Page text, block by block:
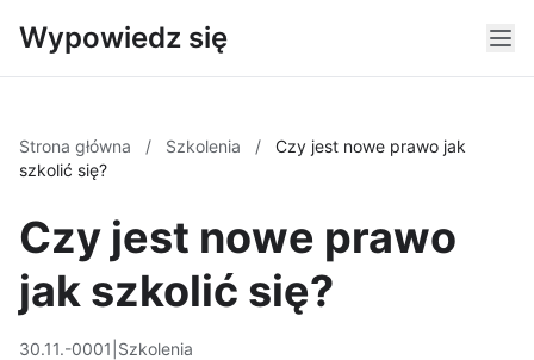
Wypowiedz się
Strona główna / Szkolenia /
Czy jest nowe prawo jak
szkolić się?
Czy jest nowe prawo
jak szkolić się?
30.11.-0001 Szkolenia